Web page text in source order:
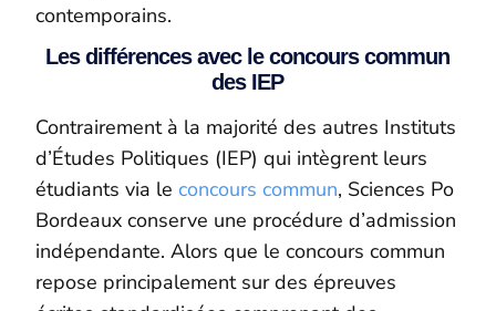
contemporains.
Les différences avec le concours commun
des IEP
Contrairement à la majorité des autres Instituts
d’Études Politiques (IEP) qui intègrent leurs
étudiants via leconcours commun, Sciences Po
Bordeaux conserve une procédure d’admission
indépendante. Alors que le concours commun
repose principalement sur des épreuves